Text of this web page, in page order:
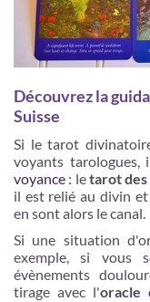
Découvrez la
Suisse
Si le tarot
voyants tarologues,
voyance : letarot des
il est relié au divin
en sont alors le canal.
Si une situation
exemple, si vous
évènements
tirage avec l'oracle